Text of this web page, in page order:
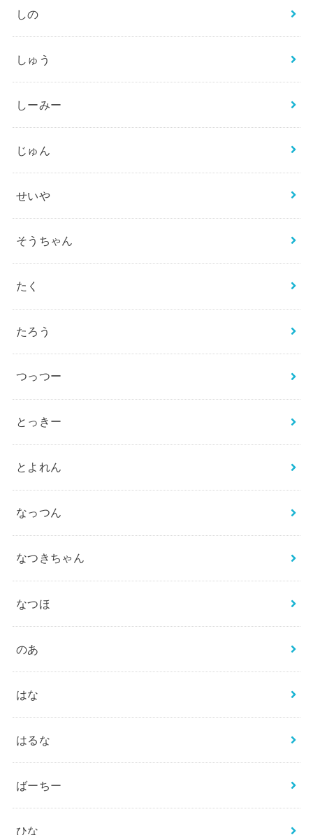
しの
しゅう
しーみー
じゅん
せいや
そうちゃん
たく
たろう
つっつー
とっきー
とよれん
なっつん
なつきちゃん
なつほ
のあ
はな
はるな
ばーちー
ひな